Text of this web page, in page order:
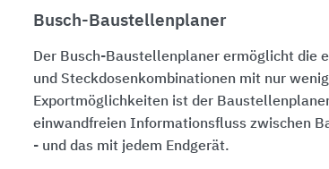
Busch-Baustellenplaner
Der Busch-Baustellenplaner ermöglicht die
und Steckdosenkombinationen mit nur
Exportmöglichkeiten ist der
einwandfreien Informationsfluss zwischen
- und das mit jedem Endgerät.